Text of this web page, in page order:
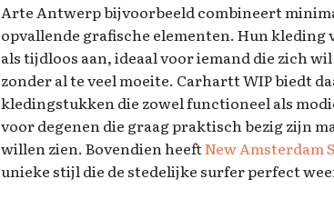
Arte Antwerp bijvoorbeeld combineert
opvallende grafische elementen. Hun kleding
als tijdloos aan, ideaal voor iemand die zich
zonder al te veel moeite. Carhartt WIP biedt
kledingstukken die zowel functioneel als
voor degenen die graag praktisch bezig zijn
willen zien. Bovendien heeftNew Amsterdam
unieke stijl die de stedelijke surfer perfect